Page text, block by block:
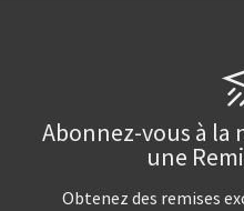
Abonnez-vous à la
une
Obtenez des remises